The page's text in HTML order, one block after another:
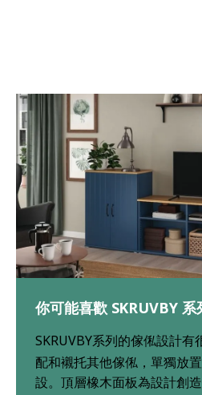
你可能喜歡 SKRUVBY 系
SKRUVBY系列的傢俬設計有
配和襯托其他傢俬 ， 單獨放置
設。 頂層橡木面板為設計創